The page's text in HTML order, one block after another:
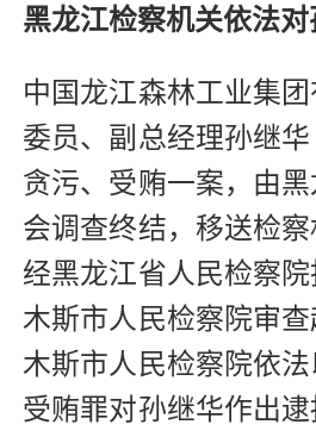
黑龙江检察机关依法
中国龙江森林工业集
委员、副总经理孙继
贪污、受贿一案，由
会调查终结，移送检察
经黑龙江省人民检察
木斯市人民检察院审
木斯市人民检察院依法
受贿罪对孙继华作出